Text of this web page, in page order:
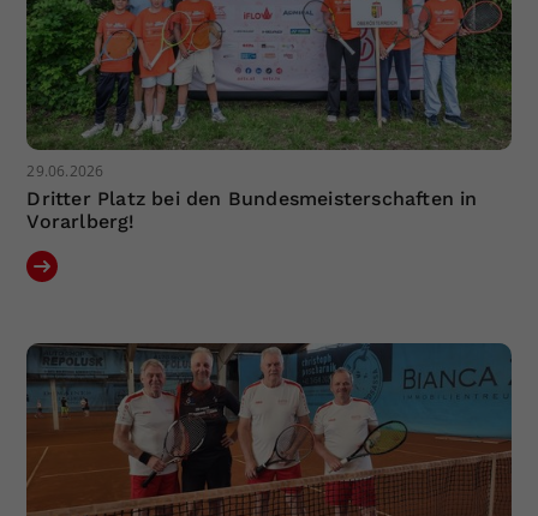
29.06.2026
Dritter Platz bei den Bundesmeisterschaften in
Vorarlberg!